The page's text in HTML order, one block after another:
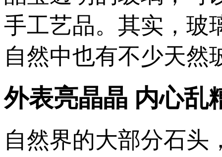
手工艺品。其实，玻
自然中也有不少天然
外表亮晶晶 内心乱
自然界的大部分石头